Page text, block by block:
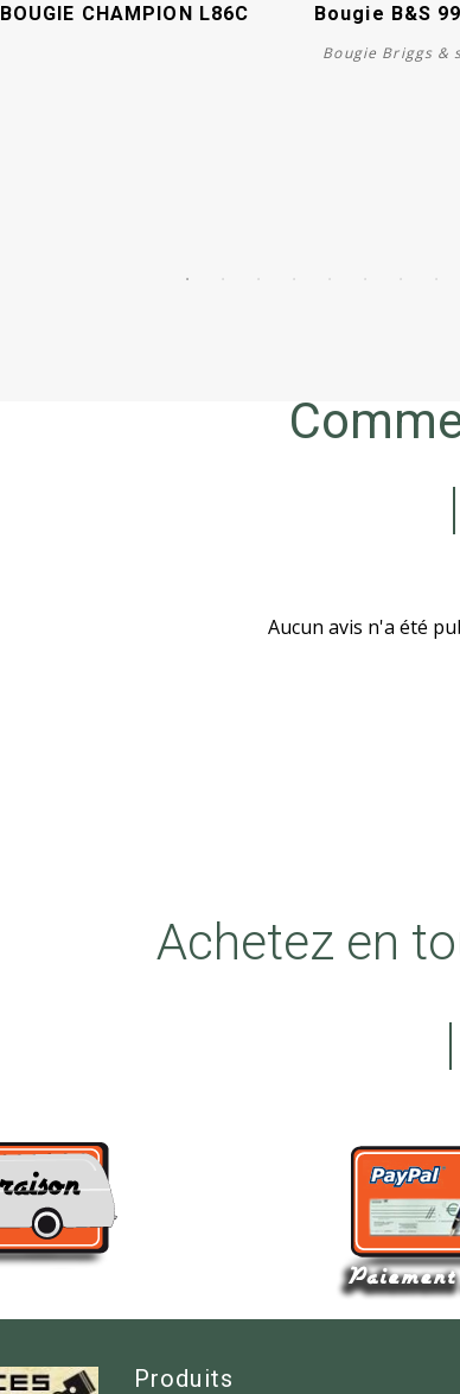
BOUGIE CHAMPION L86C Bougie B&S
Bougie Briggs
Aucun avis n'a été
Achetez en
Produits